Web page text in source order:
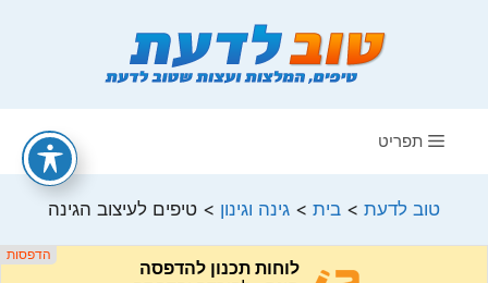
תפריט
טוב לדעת > בית > גינה וגינון > טיפים לעיצוב הגינה